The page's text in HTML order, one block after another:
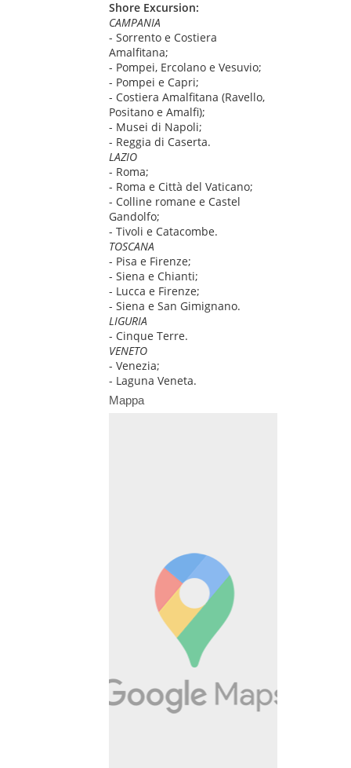
Shore Excursion:
CAMPANIA
- Sorrento e Costiera
Amalfitana;
- Pompei, Ercolano e Vesuvio;
- Pompei e Capri;
- Costiera Amalfitana (Ravello,
Positano e Amalfi);
- Musei di Napoli;
- Reggia di Caserta.
LAZIO
- Roma;
- Roma e Città del Vaticano;
- Colline romane e Castel
Gandolfo;
- Tivoli e Catacombe.
TOSCANA
- Pisa e Firenze;
- Siena e Chianti;
- Lucca e Firenze;
- Siena e San Gimignano.
LIGURIA
- Cinque Terre.
VENETO
- Venezia;
- Laguna Veneta.
Mappa